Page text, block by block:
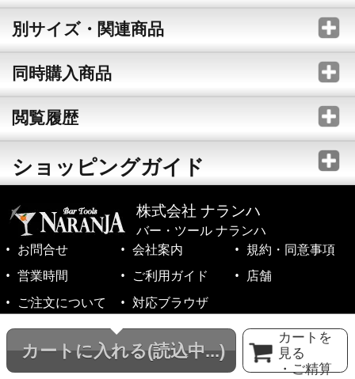
カートに入れる(読込中...)
カートを
見る
・ご精算
別サイズ・関連商品
同時購入商品
閲覧履歴
ショッピングガイド
株式会社 ナランハ
バー・ツール ナランハ
お問合せ
会社案内
規約・同意事項
営業時間
ご利用ガイド
店舗
ご注文について
対応ブラウザ
©1999-2026 NARANJA Inc. All Rights Reserved.